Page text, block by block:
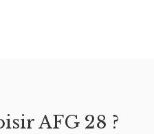
AFG 28 ?